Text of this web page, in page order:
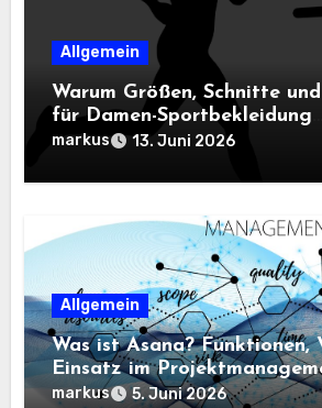
Allgemein
Warum Größen, Schnitte
für Damen-Sportbekleidung
entscheidend sind
markus 13. Juni 2026
Allgemein
Was ist Asana? Funktionen,
Einsatz im
markus 5. Juni 2026